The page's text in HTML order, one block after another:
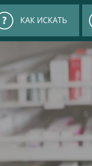
КАК ИСКАТЬ